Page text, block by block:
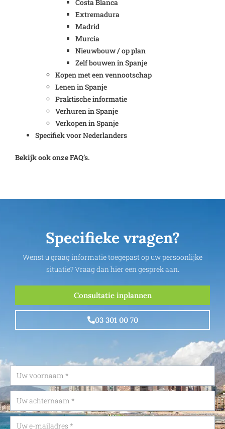
Costa Blanca
Extremadura
Madrid
Murcia
Nieuwbouw / op plan
Zelf bouwen in Spanje
Kopen met een vennootschap
Lenen in Spanje
Praktische informatie
Verhuren in Spanje
Verkopen in Spanje
Specifiek voor Nederlanders
Bekijk ook onze FAQ’s.
Specifieke vragen?
Wenst u graag informatie toegepast op uw persoonlijke
situatie? Vraag dan hier een gesprek aan.
Consultatie inplannen
03 301 00 70